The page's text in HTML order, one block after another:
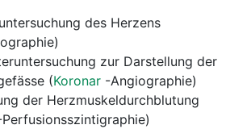
des Herzens
zur Darstellung der
(Koronar -Angiographie)
der Herzmuskeldurchblutung